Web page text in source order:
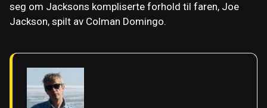
seg om Jacksons kompliserte forhold til faren, Joe
Jackson, spilt av Colman Domingo.